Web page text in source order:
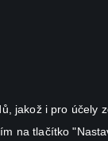
jakož i pro účely
na tlačítko